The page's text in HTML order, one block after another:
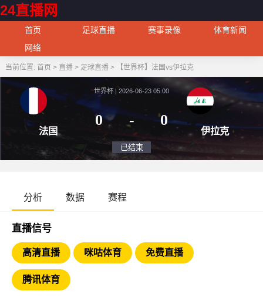
24直播网
首页 足球直播 赛事录像
体育新闻
网络
当前位置: 首页 > 直播> 足球直播> 【世界杯】法国vs伊拉克
法国
世界杯 | 2026-06-23 05:00
0
伊
分析 数据 赛程
直播信号
高清直播 咪咕体育 免费直播
腾讯体育